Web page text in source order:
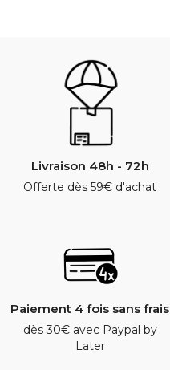
Livraison 48h - 72h
Offerte dès 59€ d'achat
Paiement 4 fois sans frais
dès 30€ avec Paypal by
Later